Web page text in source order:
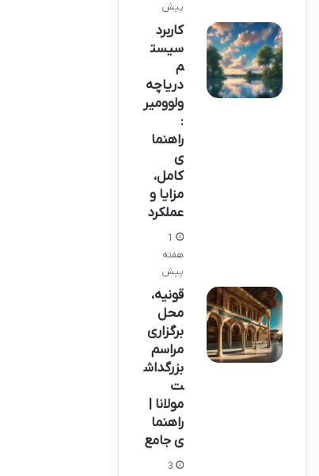
پیش
کاربرد
سیست
م
دریاچه
ولوومیر
:
راهنما
ی
کامل،
مزایا و
عملکرد
1
هفته
پیش
قونیه،
محل
برگزاری
مراسم
بزرگداش
ت
مولانا |
راهنما
ی جامع
3